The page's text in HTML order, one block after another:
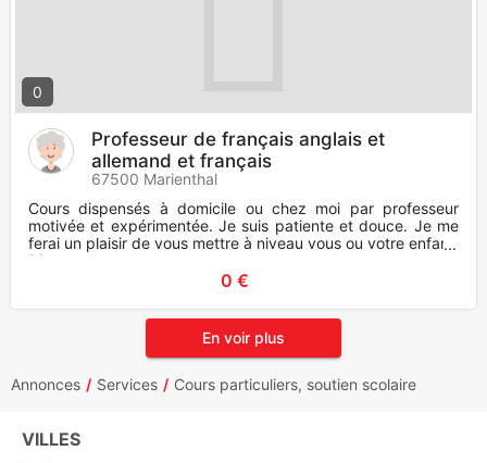
0
Professeur de français anglais et
allemand et français
67500 Marienthal
Cours dispensés à domicile ou chez moi par professeur
motivée et expérimentée. Je suis patiente et douce. Je me
ferai un plaisir de vous mettre à niveau vous ou votre enfant.
Dispo
0 €
En voir plus
Annonces Services Cours particuliers, soutien scolaire
VILLES